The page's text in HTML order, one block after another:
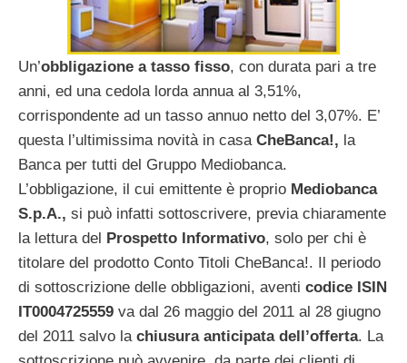
Un’obbligazione a tasso fisso, con durata pari a tre
anni, ed una cedola lorda annua al 3,51%,
corrispondente ad un tasso annuo netto del 3,07%. E’
questa l’ultimissima novità in casa CheBanca!, la
Banca per tutti del Gruppo Mediobanca.
L’obbligazione, il cui emittente è proprio Mediobanca
S.p.A., si può infatti sottoscrivere, previa chiaramente
la lettura del Prospetto Informativo, solo per chi è
titolare del prodotto Conto Titoli CheBanca!. Il periodo
di sottoscrizione delle obbligazioni, aventi codice ISIN
IT0004725559 va dal 26 maggio del 2011 al 28 giugno
del 2011 salvo la chiusura anticipata dell’offerta. La